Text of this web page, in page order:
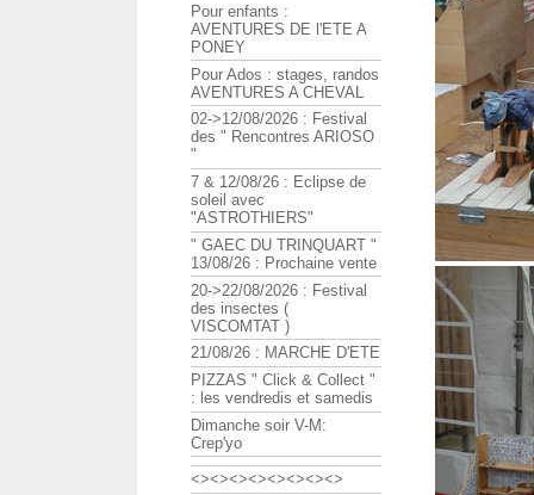
Pour enfants :
AVENTURES DE l'ETE A
PONEY
Pour Ados : stages, randos
AVENTURES A CHEVAL
02->12/08/2026 : Festival
des " Rencontres ARIOSO
"
7 & 12/08/26 : Eclipse de
soleil avec
"ASTROTHIERS"
" GAEC DU TRINQUART "
13/08/26 : Prochaine vente
20->22/08/2026 : Festival
des insectes (
VISCOMTAT )
21/08/26 : MARCHE D'ETE
PIZZAS " Click & Collect "
: les vendredis et samedis
Dimanche soir V-M:
Crep'yo
<><><><><><><><>